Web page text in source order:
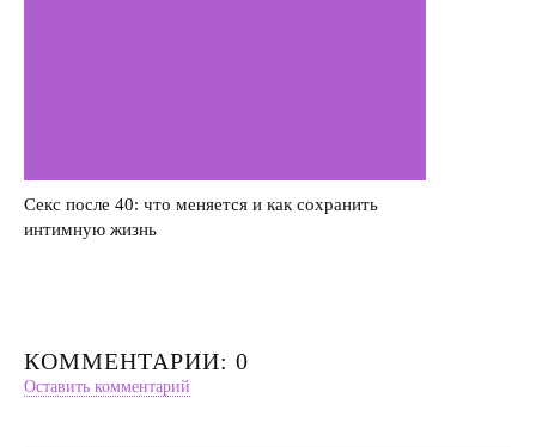
Секс после 40: что меняется и как сохранить
интимную жизнь
КОММЕНТАРИИ: 0
Оставить комментарий